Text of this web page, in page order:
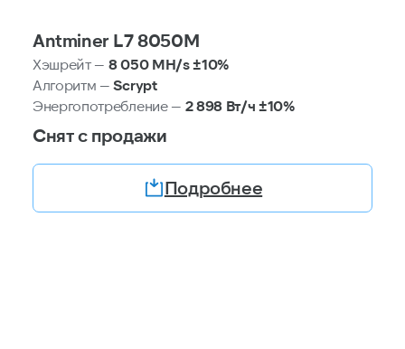
Antminer L7 8050M
Хэшрейт — 8 050 МH/s ±10%
Алгоритм —Scrypt
Энергопотребление — 2 898 Вт/ч ±10%
Снят с продажи
Подробнее